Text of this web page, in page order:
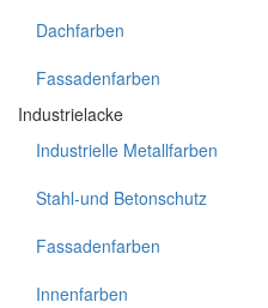
Dachfarben
Fassadenfarben
Industrielacke
Industrielle Metallfarben
Stahl-und Betonschutz
Fassadenfarben
Innenfarben